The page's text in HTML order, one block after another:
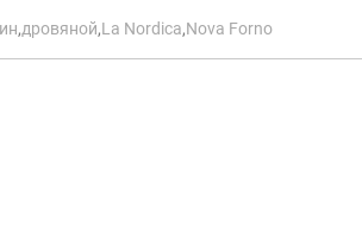
,дровяной,La Nordica,Nova Forno